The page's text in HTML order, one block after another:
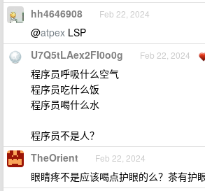
hh4646908 Feb 22, 2024
@atpex LSP
U7Q5tLAex2FI0o0g Feb 22, 2024
程序员呼吸什么空气
程序员吃什么饭
程序员喝什么水
程序员不是人？
TheOrient Feb 22, 2024
眼睛疼不是应该喝点护眼的么？茶有护